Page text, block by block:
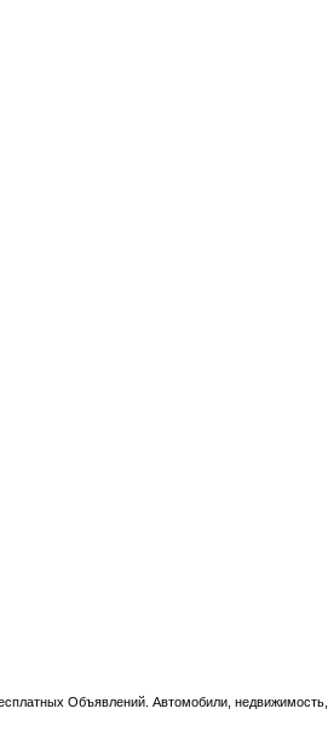
Объявлений. Автомобили, недвижимость,